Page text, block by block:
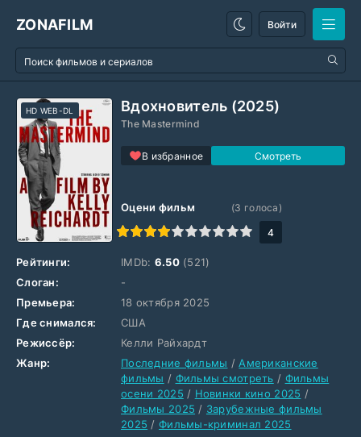
ZONAFILM Войти
Вдохновитель (2025)
The Mastermind
В избранное
HD WEB-DL
Оцени фильм
1
2 3 4 5 6 7 8 9 10
(3 голоса)
4
Рейтинги: IMDb: 6.50(521)
Слоган:
-
Премьера:
18 октября 2025
Где снимался:
США
Режиссёр:
Келли Райхардт
Жанр:
Последние фильмы / Американские
фильмы / Фильмы смотреть / Фильмы
осени 2025 / Новинки кино 2025 /
Фильмы 2025 / Зарубежные фильмы
2025 / Фильмы-криминал 2025